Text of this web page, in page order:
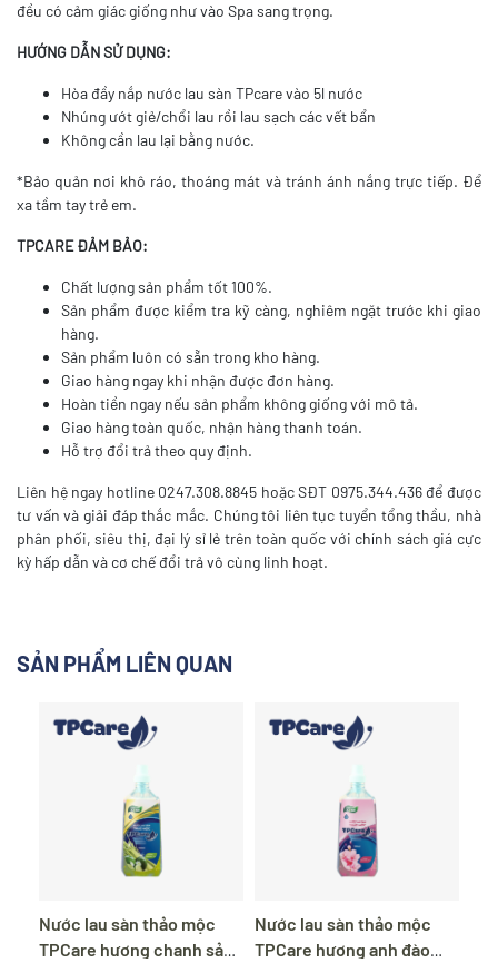
đều có cảm giác giống như vào Spa sang trọng.
HƯỚNG DẪN SỬ DỤNG:
Hòa đầy nắp nước lau sàn TPcare vào 5l nước
Nhúng ướt giẻ/chổi lau rồi lau sạch các vết bẩn
Không cần lau lại bằng nước.
*Bảo quản nơi khô ráo, thoáng mát và tránh ánh nắng trực tiếp. Để
xa tầm tay trẻ em.
TPCARE ĐẢM BẢO:
Chất lượng sản phẩm tốt 100%.
Sản phẩm được kiểm tra kỹ càng, nghiêm ngặt trước khi giao
hàng.
Sản phẩm luôn có sẵn trong kho hàng.
Giao hàng ngay khi nhận được đơn hàng.
Hoàn tiền ngay nếu sản phẩm không giống với mô tả.
Giao hàng toàn quốc, nhận hàng thanh toán.
Hỗ trợ đổi trả theo quy định.
Liên hệ ngay hotline 0247.308.8845 hoặc SĐT 0975.344.436 để được
tư vấn và giải đáp thắc mắc. Chúng tôi liên tục tuyển tổng thầu, nhà
phân phối, siêu thị, đại lý sỉ lẻ trên toàn quốc với chính sách giá cực
kỳ hấp dẫn và cơ chế đổi trả vô cùng linh hoạt.
SẢN PHẨM LIÊN QUAN
Nước lau sàn thảo mộc
TPCare hương chanh sả
Nước lau sàn thảo mộc
TPCare hương anh đào